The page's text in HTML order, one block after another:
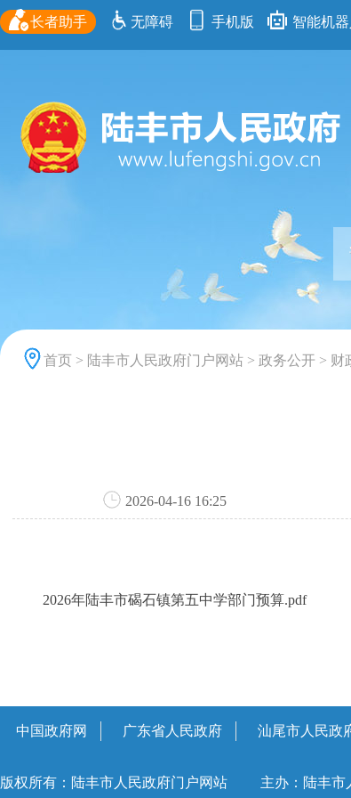
长者助手 无障碍 手机版 智能机器
首页 > 陆丰市人民政府门户网站 > 政务公开 > 财
2026-04-16 16:25
2026年陆丰市碣石镇第五中学部门预算.pdf
中国政府网 广东省人民政府 汕尾市人民政
版权所有：陆丰市人民政府门户网站 主办：陆丰市